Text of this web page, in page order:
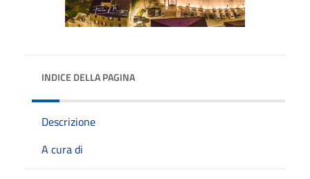
INDICE DELLA PAGINA
Descrizione
A cura di